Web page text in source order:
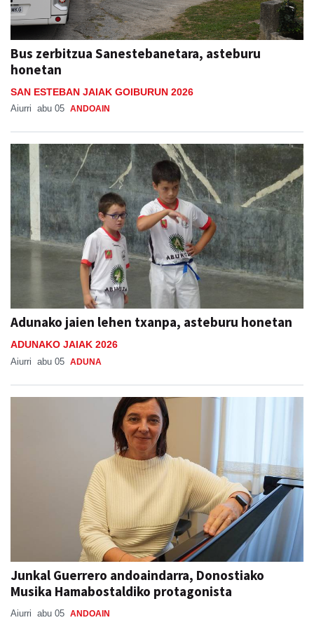
Bus zerbitzua Sanestebanetara, asteburu
honetan
SAN ESTEBAN JAIAK GOIBURUN 2026
Aiurri abu 05 ANDOAIN
Adunako jaien lehen txanpa, asteburu honetan
ADUNAKO JAIAK 2026
Aiurri abu 05 ADUNA
Junkal Guerrero andoaindarra, Donostiako
Musika Hamabostaldiko protagonista
Aiurri abu 05 ANDOAIN